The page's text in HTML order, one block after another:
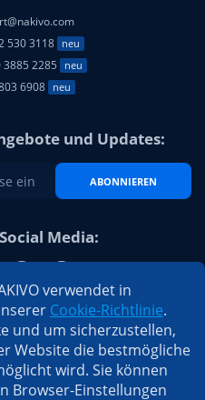
530 3118 neu
3885 2285 neu
6908 neu
und Updates:
ABONNIEREN
Media:
verwendet in
Cookie-Richtlinie.
und um sicherzustellen,
Website die bestmögliche
wird. Sie können
Browser-Einstellungen